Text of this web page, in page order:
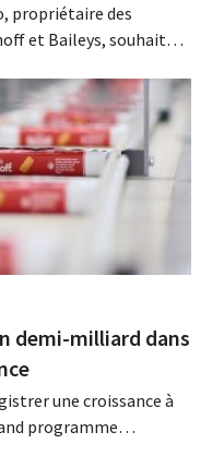
propriétaire des
et Baileys, souhaite,
en investissant dans la
et les cocktails
demi-milliard dans
une croissance à
programme